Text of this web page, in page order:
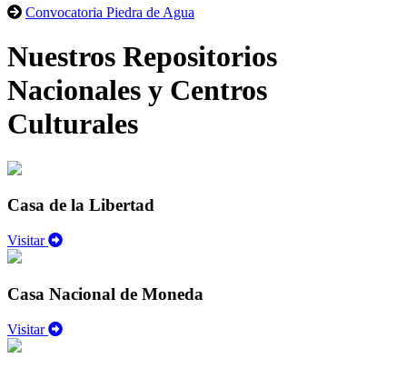
Convocatoria Piedra de Agua
Nuestros Repositorios
Nacionales y Centros
Culturales
Casa de la Libertad
Visitar
Casa Nacional de Moneda
Visitar